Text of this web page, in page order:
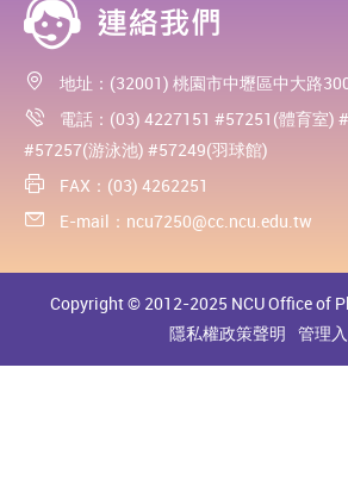
地址：(32001) 桃園市中壢區中大路
電話：(03) 4227151 #57251(體育室)
#57257(游泳池) #57249(羽球館)
FAX：(03) 4262251
E-mail： ncu7250@cc.ncu.edu.tw
Copyright © 2012-2025 NCU Office of
隱私權政策聲明 管理